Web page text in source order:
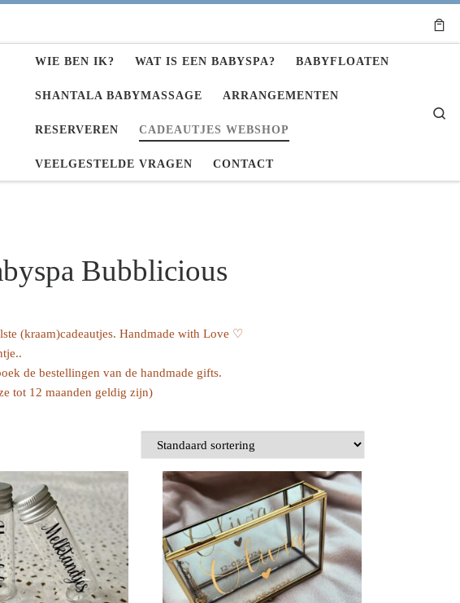
WIE BEN IK? WAT IS EEN BABYSPA? BABYFLOATEN
SHANTALA BABYMASSAGE ARRANGEMENTEN
RESERVEREN CADEAUTJES WEBSHOP
VEELGESTELDE VRAGEN CONTACT
Bubblicious
(kraam)cadeautjes. Handmade with Love ♡
de bestellingen van de handmade gifts.
tot 12 maanden geldig zijn)